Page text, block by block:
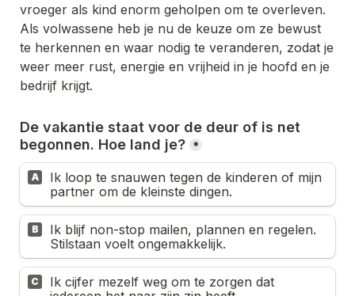
vroeger als kind enorm geholpen om te overleven.
Als volwassene heb je nu de keuze om ze bewust
te herkennen en waar nodig te veranderen, zodat je
weer meer rust, energie en vrijheid in je hoofd en je
bedrijf krijgt.
De vakantie staat voor de deur of is net
begonnen. Hoe land je? *
A
Ik loop te snauwen tegen de kinderen of mijn
partner om de kleinste dingen.
B
Ik blijf non-stop mailen, plannen en regelen.
Stilstaan voelt ongemakkelijk.
C
Ik cijfer mezelf weg om te zorgen dat